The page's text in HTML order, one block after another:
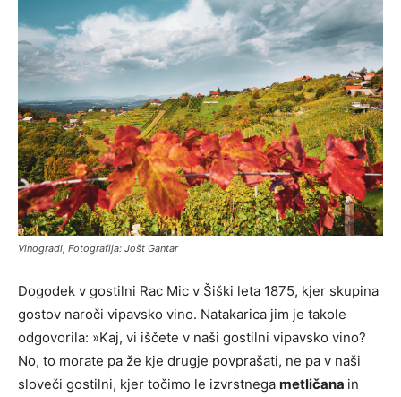
Vinogradi, Fotografija: Jošt Gantar
Dogodek v gostilni Rac Mic v Šiški leta 1875, kjer skupina
gostov naroči vipavsko vino. Natakarica jim je takole
odgovorila: »Kaj, vi iščete v naši gostilni vipavsko vino?
No, to morate pa že kje drugje povprašati, ne pa v naši
sloveči gostilni, kjer točimo le izvrstnega metličana in